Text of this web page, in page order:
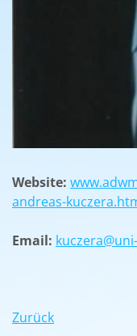
Website:
andreas-
Email:
Zurück